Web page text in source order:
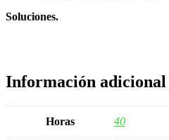
Soluciones.
Información adicional
Horas 40